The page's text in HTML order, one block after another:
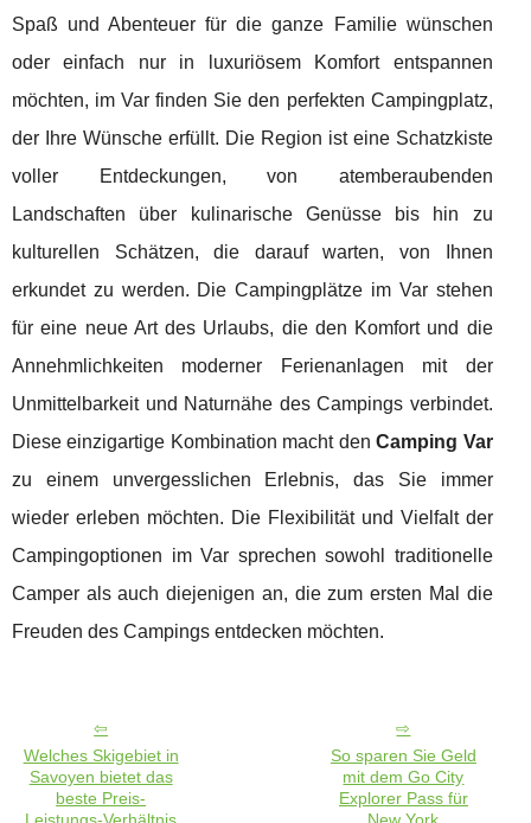
Spaß und Abenteuer für die ganze Familie wünschen
oder einfach nur in luxuriösem Komfort entspannen
möchten, im Var finden Sie den perfekten Campingplatz,
der Ihre Wünsche erfüllt. Die Region ist eine Schatzkiste
voller Entdeckungen, von atemberaubenden
Landschaften über kulinarische Genüsse bis hin zu
kulturellen Schätzen, die darauf warten, von Ihnen
erkundet zu werden. Die Campingplätze im Var stehen
für eine neue Art des Urlaubs, die den Komfort und die
Annehmlichkeiten moderner Ferienanlagen mit der
Unmittelbarkeit und Naturnähe des Campings verbindet.
Diese einzigartige Kombination macht denCamping Var
zu einem unvergesslichen Erlebnis, das Sie immer
wieder erleben möchten. Die Flexibilität und Vielfalt der
Campingoptionen im Var sprechen sowohl traditionelle
Camper als auch diejenigen an, die zum ersten Mal die
Freuden des Campings entdecken möchten.
Welches Skigebiet in
Savoyen bietet das
beste Preis-
Leistungs-Verhältnis
So sparen Sie Geld
mit dem Go City
Explorer Pass für
New York